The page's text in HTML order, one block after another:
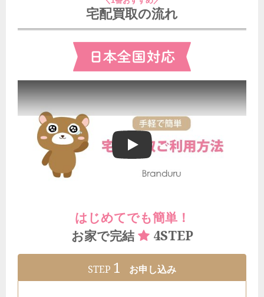
宅配買取の流れ
ブランドゥールの宅配買取ご利用方法
はじめてでも簡単！
お家で完結
4STEP
STEP 1 お申し込み